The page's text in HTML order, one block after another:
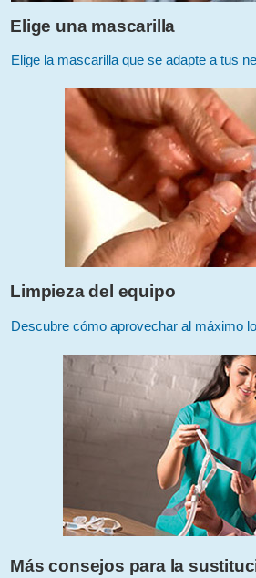
Elige una mascarilla
Elige la mascarilla que se adapte a tus
Limpieza del equipo
Descubre cómo aprovechar al máximo
Más consejos para la